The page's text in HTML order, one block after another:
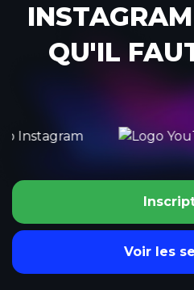
QU'IL
Voir les